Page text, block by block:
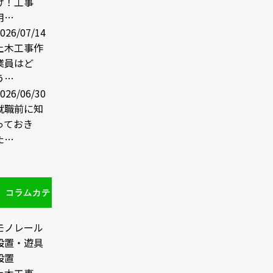
…
07/14
木工事作
員はど
…
06/30
職前に知
ておき
…
コラムカテ
ゴリ
ノレール
置・遊具
置